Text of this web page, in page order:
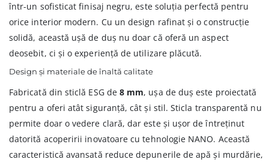
într-un sofisticat finisaj negru, este soluția perfectă pentru
orice interior modern. Cu un design rafinat și o construcție
solidă, această ușă de duș nu doar că oferă un aspect
deosebit, ci și o experiență de utilizare plăcută.
Design și materiale de înaltă calitate
Fabricată din sticlă ESG de 8 mm, ușa de duș este proiectată
pentru a oferi atât siguranță, cât și stil. Sticla transparentă nu
permite doar o vedere clară, dar este și ușor de întreținut
datorită acoperirii inovatoare cu tehnologie NANO. Această
caracteristică avansată reduce depunerile de apă și murdărie,